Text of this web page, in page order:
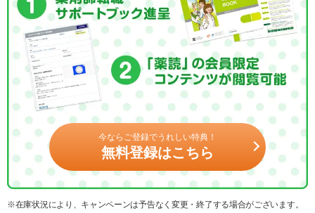
今ならご登録でうれしい特典！
無料登録はこちら
※在庫状況により、キャンペーンは予告なく変更・終了する場合がございます。